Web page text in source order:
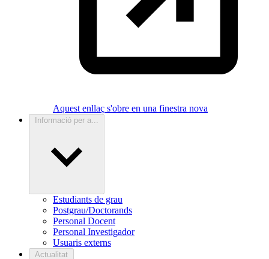
Aquest enllaç s'obre en una finestra nova
Informació per a...
Estudiants de grau
Postgrau/Doctorands
Personal Docent
Personal Investigador
Usuaris externs
Actualitat